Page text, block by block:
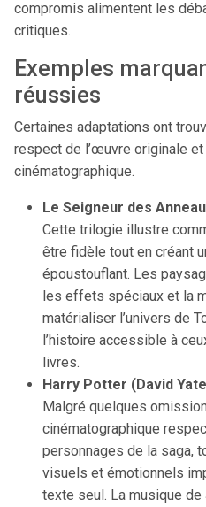
compromis alimentent les
critiques.
Exemples
réussies
Certaines adaptations ont
respect de l’œuvre originale
cinématographique.
Le Seigneur des
Cette trilogie illustre
être fidèle tout en créant
époustouflant. Les
les effets spéciaux et la
matérialiser l’univers de
l’histoire accessible à
livres.
Harry Potter (David
Malgré quelques
cinématographique
personnages de la saga,
visuels et émotionnels
texte seul. La musique